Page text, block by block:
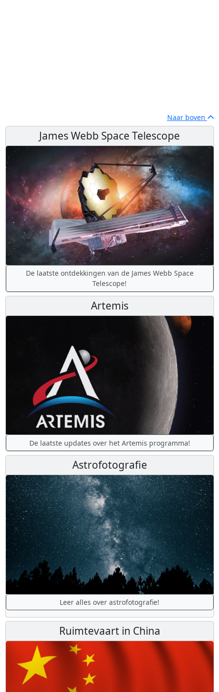
Naar boven
James Webb Space Telescope
De laatste ontdekkingen van de James Webb Space
Telescope!
Artemis
De laatste updates over het Artemis programma!
Astrofotografie
Leer alles over astrofotografie!
Ruimtevaart in China